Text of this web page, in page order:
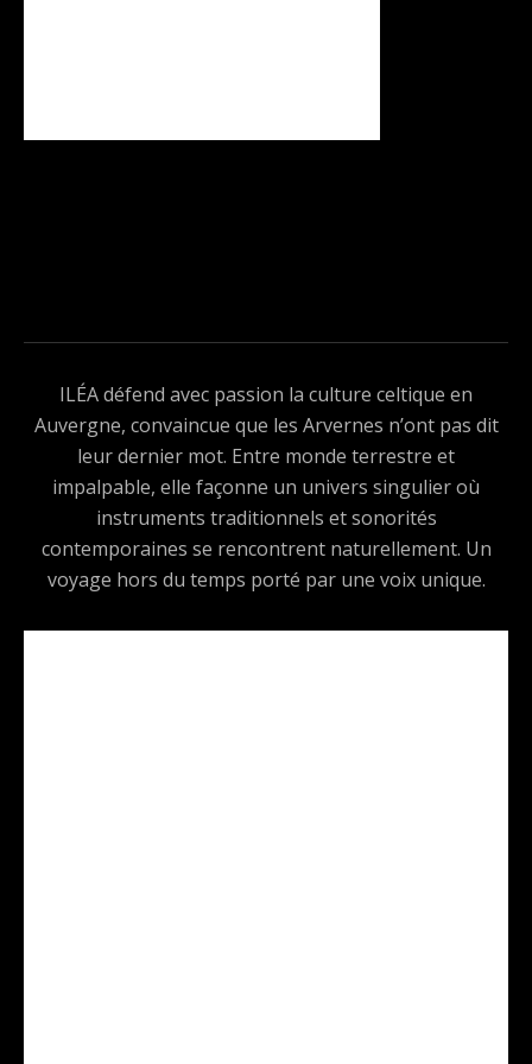
ILÉA défend avec passion la culture celtique en
Auvergne, convaincue que les Arvernes n’ont pas dit
leur dernier mot. Entre monde terrestre et
impalpable, elle façonne un univers singulier où
instruments traditionnels et sonorités
contemporaines se rencontrent naturellement. Un
voyage hors du temps porté par une voix unique.